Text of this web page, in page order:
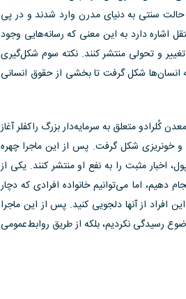
سنتی به دنیای مدرن وارد شدند و در پی
اشاره دارد به این معنی که رسانه‌هایی وجود
و تحولی منتشر کنند. نکته سوم شکل‌گیری
انسان‌ها شکل گرفت تا بخشی از حقوق انسانی
کُلرادو متعلق به سرمایه‌دار بزرگ راکفلر آغاز
و خونریزی شکل گرفت. پس از این ماجرا چهره
اخبار مثبت را به نفع او منتشر کنند. یکی از
دهیم، اما می‌توانیم خانواده افرادی که دچار
از آنها دلجویی کنید. پس از این ماجرا
رسیدگی نکردیم، بلکه از طریق روابط‌عمومی